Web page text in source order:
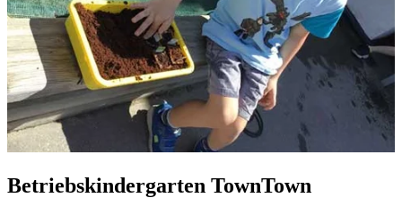
Betriebskindergarten TownTown